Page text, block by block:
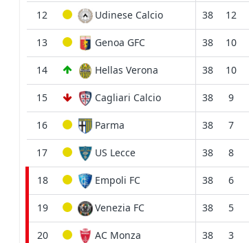
12 Udinese Calcio 38 12
13 Genoa GFC 38 10
14 Hellas Verona 38 10
15 Cagliari Calcio 38 9
16 Parma 38 7
17 US Lecce 38 8
18 Empoli FC 38 6
19 Venezia FC 38 5
20 AC Monza 38 3